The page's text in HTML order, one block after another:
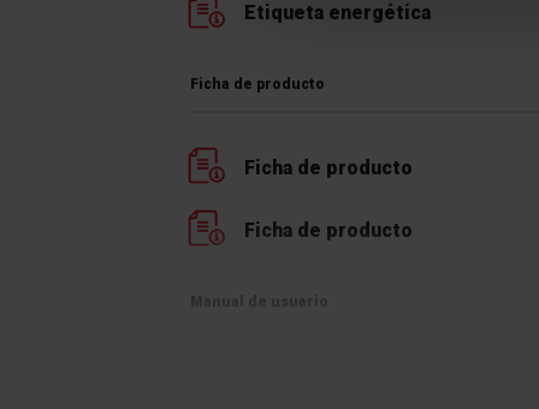
Etiqueta energética
Ficha de producto
Ficha de producto
Ficha de producto